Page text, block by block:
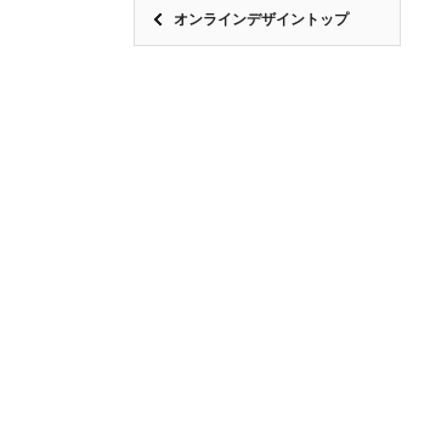
オンラインデザイントップ